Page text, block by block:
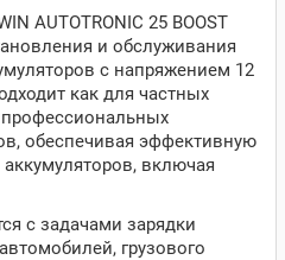
AUTOTRONIC 25 BOOST
и обслуживания
с напряжением 12
как для частных
профессиональных
обеспечивая эффективную
включая
с задачами зарядки
грузового